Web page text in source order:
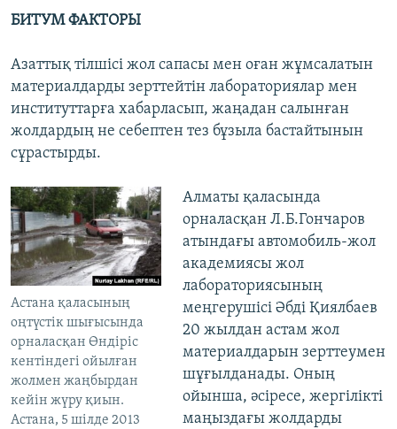
БИТУМ ФАКТОРЫ
Азаттық тілшісі жол сапасы мен оған жұмсалатын
материалдарды зерттейтін лабораториялар мен
институттарға хабарласып, жаңадан салынған
жолдардың не себептен тез бұзыла бастайтынын
сұрастырды.
Астана қаласының
оңтүстік шығысында
орналасқан Өндіріс
кентіндегі ойылған
жолмен жаңбырдан
кейін жүру қиын.
Астана, 5 шілде 2013
Алматы қаласында
орналасқан Л.Б.Гончаров
атындағы автомобиль-жол
академиясы жол
лабораториясының
меңгерушісі Әбді Қиялбаев
20 жылдан астам жол
материалдарын зерттеумен
шұғылданады. Оның
ойынша, әсіресе, жергілікті
маңыздағы жолдарды